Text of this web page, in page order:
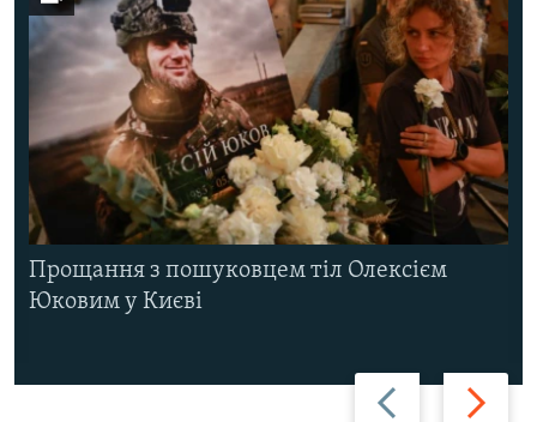
Назад Вперед
Прощання з пошуковцем тіл Олексієм
Юковим у Києві